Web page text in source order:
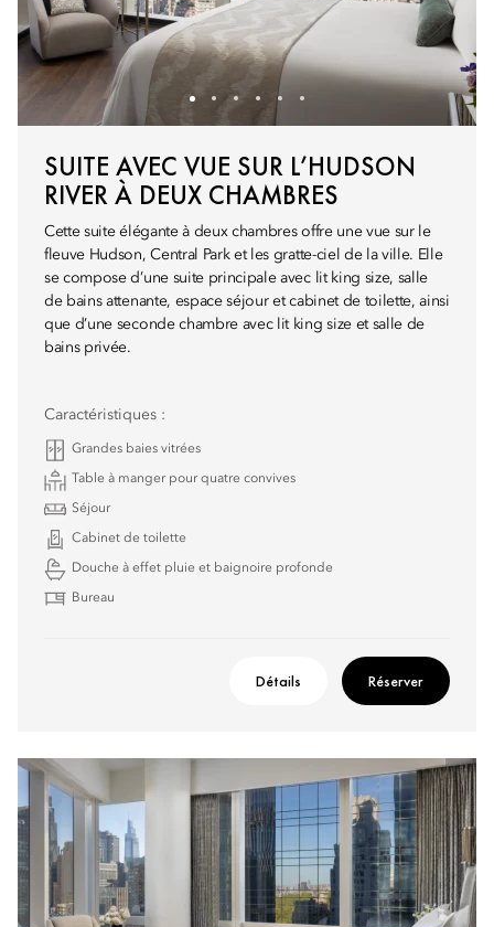
SUITE AVEC VUE SUR L’HUDSON
RIVER À DEUX CHAMBRES
Cette suite élégante à deux chambres offre une vue sur le
fleuve Hudson, Central Park et les gratte-ciel de la ville. Elle
se compose d’une suite principale avec lit king size, salle
de bains attenante, espace séjour et cabinet de toilette, ainsi
que d’une seconde chambre avec lit king size et salle de
bains privée.
Caractéristiques :
Grandes baies vitrées
Table à manger pour quatre convives
Séjour
Cabinet de toilette
Douche à effet pluie et baignoire profonde
Bureau
Détails Réserver